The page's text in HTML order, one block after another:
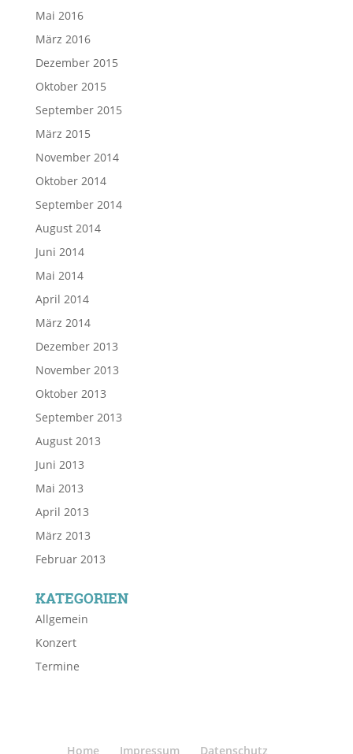
Mai 2016
März 2016
Dezember 2015
Oktober 2015
September 2015
März 2015
November 2014
Oktober 2014
September 2014
August 2014
Juni 2014
Mai 2014
April 2014
März 2014
Dezember 2013
November 2013
Oktober 2013
September 2013
August 2013
Juni 2013
Mai 2013
April 2013
März 2013
Februar 2013
KATEGORIEN
Allgemein
Konzert
Termine
Home Impressum Datenschutz